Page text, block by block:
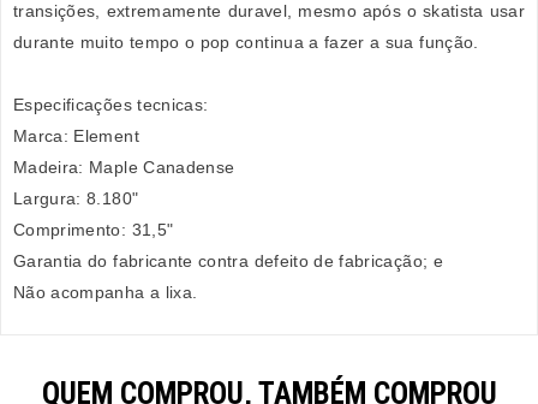
transições, extremamente duravel, mesmo após o skatista usar
durante muito tempo o pop continua a fazer a sua função.
Especificações tecnicas:
Marca: Element
Madeira: Maple Canadense
Largura: 8.180"
Comprimento: 31,5"
Garantia do fabricante contra defeito de fabricação; e
Não acompanha a lixa.
QUEM COMPROU, TAMBÉM COMPROU